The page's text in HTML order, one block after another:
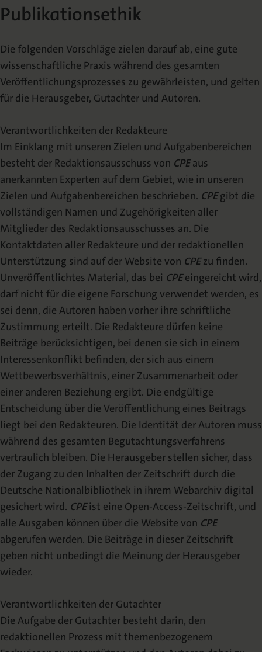
Publikationsethik
Die folgenden Vorschläge zielen darauf ab, eine gute
wissenschaftliche Praxis während des gesamten
Veröffentlichungsprozesses zu gewährleisten, und gelten
für die Herausgeber, Gutachter und Autoren.
Verantwortlichkeiten der Redakteure
Im Einklang mit unseren Zielen und Aufgabenbereichen
besteht der Redaktionsausschuss von CPEaus
anerkannten Experten auf dem Gebiet, wie in unseren
Zielen und Aufgabenbereichen beschrieben. CPEgibt die
vollständigen Namen und Zugehörigkeiten aller
Mitglieder des Redaktionsausschusses an. Die
Kontaktdaten aller Redakteure und der redaktionellen
Unterstützung sind auf der Website von CPEzu finden.
Unveröffentlichtes Material, das bei CPEeingereicht wird,
darf nicht für die eigene Forschung verwendet werden, es
sei denn, die Autoren haben vorher ihre schriftliche
Zustimmung erteilt. Die Redakteure dürfen keine
Beiträge berücksichtigen, bei denen sie sich in einem
Interessenkonflikt befinden, der sich aus einem
Wettbewerbsverhältnis, einer Zusammenarbeit oder
einer anderen Beziehung ergibt. Die endgültige
Entscheidung über die Veröffentlichung eines Beitrags
liegt bei den Redakteuren. Die Identität der Autoren muss
während des gesamten Begutachtungsverfahrens
vertraulich bleiben. Die Herausgeber stellen sicher, dass
der Zugang zu den Inhalten der Zeitschrift durch die
Deutsche Nationalbibliothek in ihrem Webarchiv digital
gesichert wird. CPEist eine Open-Access-Zeitschrift, und
alle Ausgaben können über die Website von CPE
abgerufen werden. Die Beiträge in dieser Zeitschrift
geben nicht unbedingt die Meinung der Herausgeber
wieder.
Verantwortlichkeiten der Gutachter
Die Aufgabe der Gutachter besteht darin, den
redaktionellen Prozess mit themenbezogenem